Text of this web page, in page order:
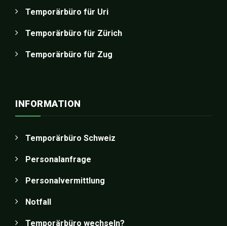
Temporärbüro für Uri
Temporärbüro für Zürich
Temporärbüro für Zug
INFORMATION
Temporärbüro Schweiz
Personalanfrage
Personalvermittlung
Notfall
Temporärbüro wechseln?